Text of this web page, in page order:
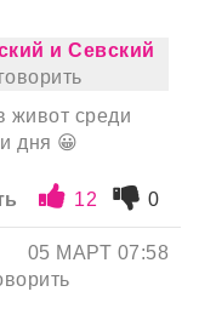
и Севский
живот среди
дня 😀
12 0
05 МАРТ 07:58